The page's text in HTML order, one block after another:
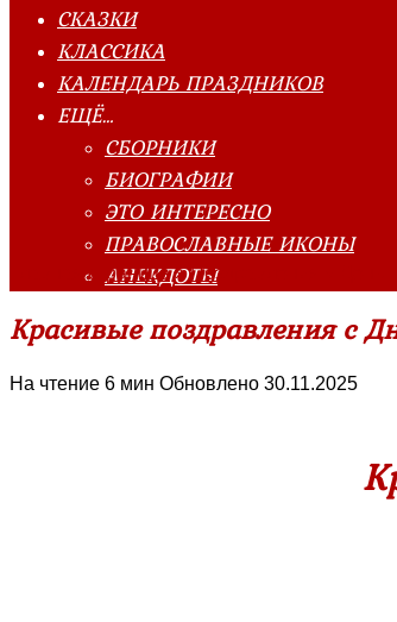
СКАЗКИ
КЛАССИКА
КАЛЕНДАРЬ ПРАЗДНИКОВ
ЕЩЁ…
СБОРНИКИ
БИОГРАФИИ
ЭТО ИНТЕРЕСНО
ПРАВОСЛАВНЫЕ ИКОНЫ
АНЕКДОТЫ
Главная страница»Поздравления
Красивые поздравления с
На чтение 6 мин Обновлено 30.11.2025